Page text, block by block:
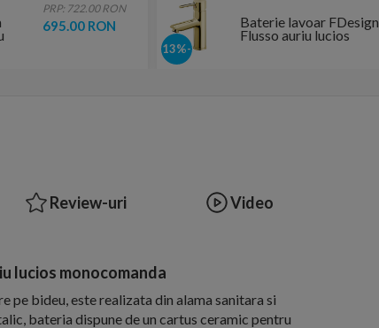
-13%
Baterie lavoar FDesign
Flusso auriu lucios
cu
PRP: 722.00 RON
695.00 RON
Review-uri Video
lucios monocomanda
pe bideu, este realizata din alama sanitara si
bateria dispune de un cartus ceramic pentru